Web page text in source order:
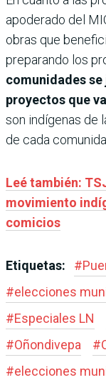
apoderado del
obras que
preparando los
comunidades se
proyectos que
son indígenas de
de cada
Leé también:
movimiento
comicios
Etiquetas: #
#elecciones
#Especiales LN
#Oñondivepa #
#elecciones